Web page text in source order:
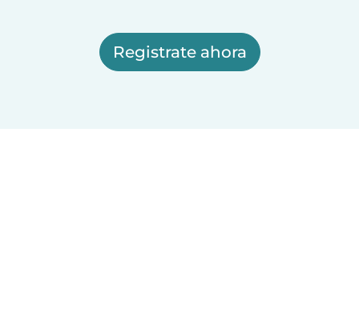
Registrate ahora